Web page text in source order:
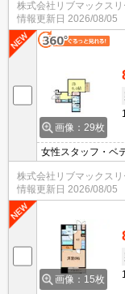
株式会社リブマックス
情報更新日 2026/08/05
画像：29枚
女性スタッフ・ベ
株式会社リブマックス
情報更新日 2026/08/05
画像：15枚